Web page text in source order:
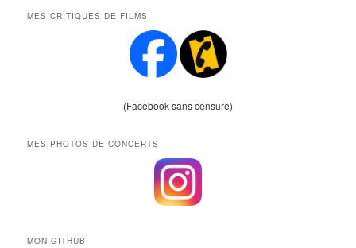
MES CRITIQUES DE FILMS
(Facebook sans censure)
MES PHOTOS DE CONCERTS
MON GITHUB